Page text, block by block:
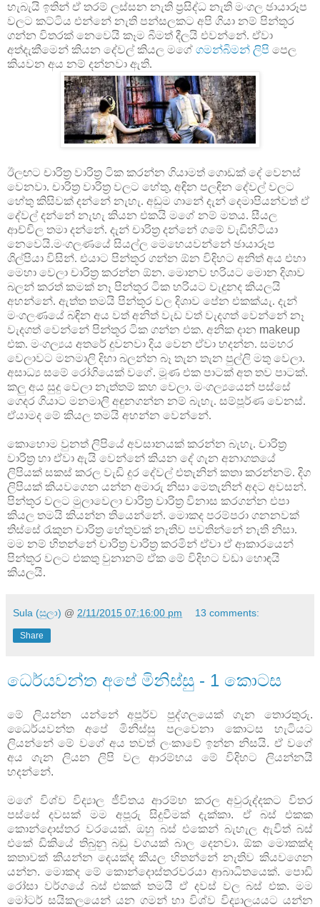
හැබැයි ඉතින් ඒ තරම් ලස්සන නැති ප්‍රසිද්ධ නැති මංගල ඡායාරූප
වලට කට්ටිය එන්නේ නැති පන්සලකට අපි ගියා නම් පින්තූර
ගන්න විතරක් නෙවෙයි කෑම බීමත් දීලයි එවන්නේ. ඒවා
අත්දැකීමෙන් කියන දේවල් කියල මගේ ගමන්බිමන් ලිපි පෙල
කියවන අය නම් දන්නවා ඇති.
ඊලඟට චාරිත්‍ර වාරිත්‍ර ටික කරන්න ගියාමත් ගොඩක් දේ වෙනස්
වෙනවා. චාරිත්‍ර වාරිත්‍ර වලට හේතු, අඳින පලඳින දේවල් වලට
හේතු කිසිවක් දන්නේ නැහැ. අඩුම ගානේ දැන් දෙමාපියන්වත් ඒ
දේවල් දන්නේ නැහැ කියන එකයි මගේ නම් මතය. සීයල
ආච්චිල තමා දන්නේ. දැන් චාරිත්‍ර දන්නේ ගමේ වැඩිහිටියා
නෙවෙයි.මංගලණයේ සියල්ල මෙහෙයවන්නේ ඡායාරූප
ශිල්පියා විසින්. එයාට පින්තූර ගන්න ඕන විදිහට අනිත් අය එහා
මෙහා වෙලා චාරිත්‍ර කරන්න ඕන. මොනව හරියට මොන දිශාව
බලන් කරත් කමක් නෑ පින්තූර ටික හරියට වැදුනද කියලයි
අහන්නේ. ඇත්ත තමයි පින්තූර වල දිශාව පේන එකක්යැ. දැන්
මංගලණයේ බඳින අය වත් අනිත් වැඩ වත් වැදගත් වෙන්නේ නෑ
වැදගත් වෙන්නේ පින්තූර ටික ගන්න එක. අනික දාන makeup
එක. මංගල්‍යය අතරේ දුවනවා ‍දිය වෙන ඒවා හදන්න. සමහර
වෙලාවට මනමාලි දිහා බලන්න බෑ තැන තැන පුල්ලි මතු වෙලා.
අසාධ්‍ය සමේ රෝගියෙක් වගේ. මූණ එක පාටක් අත තව පාටක්.
කලු අය සුදු වෙලා නැත්තම් කහ වෙලා. මංගල්‍යයෙන් පස්සේ
ගෙදර ගියාට මනමාලි අඳුනගන්න නම් බැහැ. සම්පූර්ණ වෙනස්.
ඒයා‍මද මේ කියල තමයි අහන්න වෙන්නේ.
කොහොම වුනත් ලිපියේ අවසානයක් කරන්න බැහැ. චාරිත්‍ර
වාරිත්‍ර හා ඒවා ඇයි වෙන්නේ කියන දේ ගැන අනාගතයේ
ලිපියක් සකස් කරල වැඩි දුර දේවල් එතැනින් කතා කරන්නම්. දිග
ලිපියක් කියවගෙන යන්න අමාරු නිසා මෙතැනින් අදට අවසන්.
පින්තූර වලට මුලාවෙලා චාරිත්‍ර වාරිත්‍ර විනාස කරගන්න එපා
කියල තමයි කියන්න තියෙන්නේ. මොකද පරම්පරා ගනනවක්
තිස්සේ රැකුන චාරිත්‍ර හේතුවක් නැතිව පවතින්නේ නැති නිසා.
මම නම් හිතන්නේ චාරිත්‍ර වාරිත්‍ර කරමින් ඒවා ඒ ආකාරයෙන්
පින්තූර වලට එකතු වුනානම් ඒක මේ විදිහට වඩා‍ හොඳයි
කියලයි.
Sula (සුලා) @ 2/11/2015 07:16:00 pm 13 comments:
Share
ධෙර්යවන්ත අපේ මිනිස්සු - 1 කොටස
මේ ලියන්න යන්නේ අපූර්ව පුද්ගලයෙක් ගැන තොරතුරු.
ධෛර්යවන්ත අපේ මිනිස්සු පලවෙනා කොටස හැටියට
ලියන්නේ මේ වගේ අය තවත් ලංකාවේ ඉන්න නිසයි. ඒ වගේ
අය ගැන ලියන ලිපි වල ආරම්භය මේ විදිහට ලියන්නයි
හදන්නේ.
මගේ විශ්ව විද්‍යාල ජීවිතය ආරම්භ කරල අවුරුද්දකට විතර
පස්සේ දවසක් මම අපූරු සිදුවීමක් දැක්කා. ඒ බස් එකක
කෙ‍ාන්දොස්තර වරයෙක්. ඔහු බස් එකෙන් බැහැල ඇවිත් බස්
එකේ ඩිකියේ තිබුනු බඩු වගයක් බාල දෙනවා. ඕක මොකක්ද
කතාවක් කියන්න දෙයක්ද කියල හිතන්නේ නැතිව කියවගෙන
යන්න. මොකද මේ කොන්දොස්තරවරයා ආබාධිතයෙක්. පොඩි
රෝසා වර්ගයේ බස් එකක් තමයි ඒ දවස් වල බස් එක. මම
මෝටර් සයිකලයෙන් යන ගමන් හා විශ්ව විද්‍යාලයයට යන්න